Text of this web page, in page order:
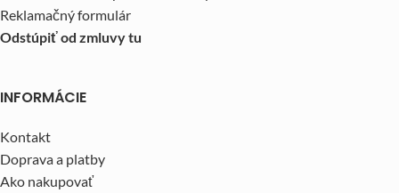
Reklamačný formulár
Odstúpiť od zmluvy tu
INFORMÁCIE
Kontakt
Doprava a platby
Ako nakupovať